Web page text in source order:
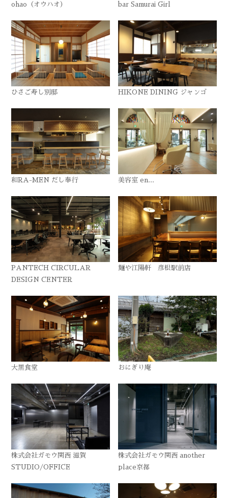
ohao（オウハオ） bar Samurai Girl
ひさご寿し別邸 HIKONE DINING ジャンゴ
和RA-MEN だし奉行 美容室 en...
PANTECH CIRCULAR
DESIGN CENTER
麺や江陽軒 彦根駅前店
大黒食堂 おにぎり庵
株式会社ガモウ関西 滋賀
STUDIO/OFFICE
株式会社ガモウ関西 another
place京都